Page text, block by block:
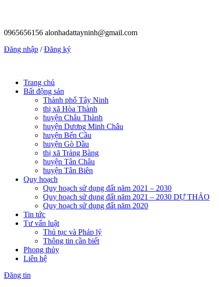
0965656156 alonhadattayninh@gmail.com
Đăng nhập /Đăng ký
Trang chủ
Bất động sản
Thành phố Tây Ninh
thị xã Hòa Thành
huyện Châu Thành
huyện Dương Minh Châu
huyện Bến Cầu
huyện Gò Dầu
thị xã Trảng Bàng
huyện Tân Châu
huyện Tân Biên
Quy hoạch
Quy hoạch sử dụng đất năm 2021 – 2030
Quy hoạch sử dụng đất năm 2021 – 2030 DỰ THẢO
Quy hoạch sử dụng đất năm 2020
Tin tức
Tư vấn luật
Thủ tục và Pháp lý
Thông tin cần biết
Phong thủy
Liên hệ
Đăng tin